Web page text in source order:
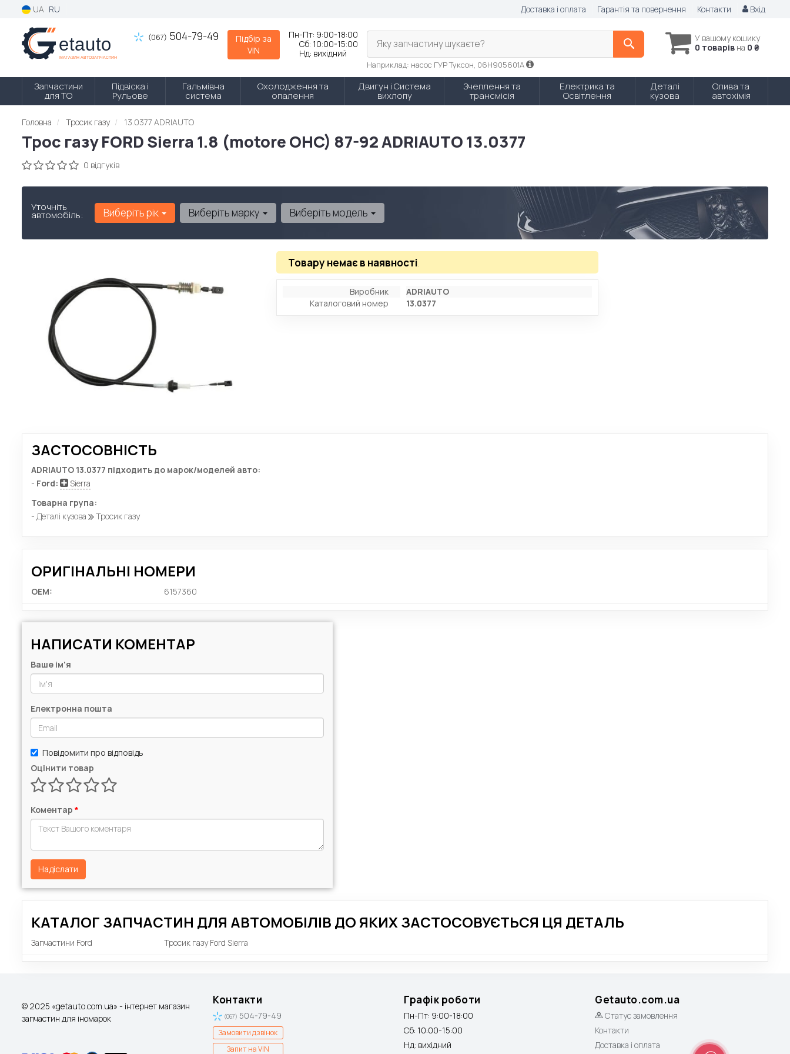
UA RU Доставка і оплата Гарантія та повернення Контакти Вхід
(067) 504-79-49
Підбір за
VIN
Пн-Пт: 9:00-18:00
Сб: 10:00-15:00
Нд: вихідний
У вашому кошику
0 товарів на 0 ₴
Яку запчастину шукаєте?
Наприклад: насос ГУР Туксон, 06H905601A
Запчастини
для ТО
Підвіска і
Рульове
Гальмівна
система
Охолодження та
опалення
Двигун і Система
вихлопу
Зчеплення та
трансмісія
Електрика та
Освітлення
Деталі
кузова
Олива та
автохімія
Головна Тросик газу 13.0377 ADRIAUTO
Трос газу FORD Sierra 1.8 (motore OHC) 87-92 ADRIAUTO 13.0377
0 відгуків
Уточніть
автомобіль: Виберіть рік Виберіть марку Виберіть модель
Товару немає в наявності.
Виробник
ADRIAUTO
Каталоговий номер
13.0377
ЗАСТОСОВНІСТЬ
ADRIAUTO 13.0377 підходить до марок/моделей авто:
- Ford:
Sierra
Товарна група:
- Деталі кузова
Тросик газу
ОРИГІНАЛЬНІ НОМЕРИ
OEM: 6157360
НАПИСАТИ КОМЕНТАР
Ваше ім'я
Електронна пошта
Повідомити про відповідь
Оцінити товар
Коментар *
Надіслати
КАТАЛОГ ЗАПЧАСТИН ДЛЯ АВТОМОБІЛІВ ДО ЯКИХ ЗАСТОСОВУЄТЬСЯ ЦЯ ДЕТАЛЬ
Запчастини Ford Тросик газу Ford Sierra
© 2025 «getauto.com.ua» - інтернет магазин
запчастин для іномарок
Контакти
(067) 504-79-49
Замовити дзвінок
Запит на VIN
Графік роботи
Пн-Пт: 9:00-18:00
Сб: 10:00-15:00
Нд: вихідний
Getauto.com.ua
Статус замовлення
Контакти
Доставка і оплата